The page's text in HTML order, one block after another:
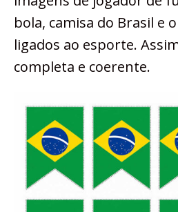
bola, camisa do Brasil e
ligados ao esporte.
completa e coerente.